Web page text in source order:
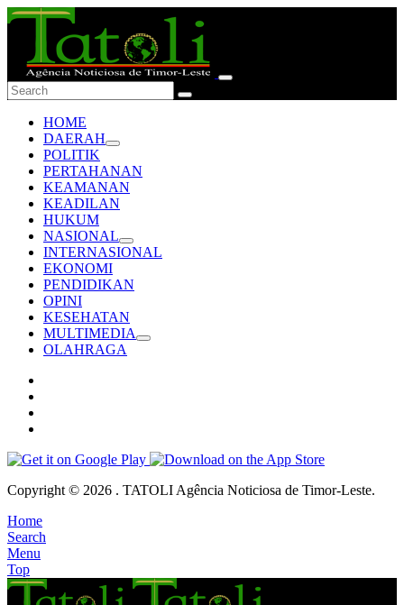
HOME
DAERAH
POLITIK
PERTAHANAN
KEAMANAN
KEADILAN
HUKUM
NASIONAL
INTERNASIONAL
EKONOMI
PENDIDIKAN
OPINI
KESEHATAN
MULTIMEDIA
OLAHRAGA
Copyright © 2026 . TATOLI Agência Noticiosa de Timor-Leste.
Home
Search
Menu
Top